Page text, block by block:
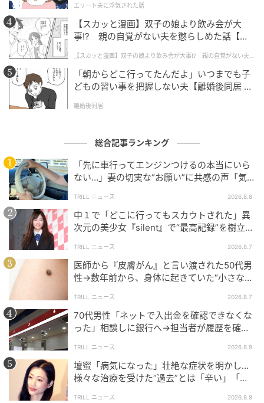
エリート夫に浮気された話
【スカッと漫画】双子の娘より飲み会が大
事!? 親の自覚がない夫を懲らしめた話【第1
【スカッと漫画】双子の娘より飲み会が大事!? 親の自覚がない夫を
懲らしめた話
「朝からどこ行ってたんだよ」いつまでも子
どもの習い事を把握しない夫【離婚後同居 Vo
離婚後同居
総合記事ランキング
「先に車行ってエンジンつけるの本当にいら
ない…」妻の切実な“お願い”に共感の声「気
TRILL ニュース 2026.8.8
中１で「どこに行ってもスカウトされた」異
次元の美少女『silent』で“最高記録”を樹立し
TRILL ニュース 2026.8.7
医師から『皮膚がん』と言い渡された50代男
性→数年前から、身体に起きていた“小さな異
TRILL ニュース 2026.8.7
70代男性「ネットで入出金を確認できなくな
った」相談しに銀行へ→担当者が履歴を確認
TRILL ニュース 2026.8.8
壇蜜「病気になった」壮絶な症状を明かし…
様々な治療を受けた“過去”とは「辛い」「苦
TRILL ニュース 2026.8.8